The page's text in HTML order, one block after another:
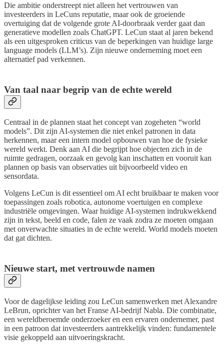
Die ambitie onderstreept niet alleen het vertrouwen van
investeerders in LeCuns reputatie, maar ook de groeiende
overtuiging dat de volgende grote AI-doorbraak verder gaat dan
generatieve modellen zoals ChatGPT. LeCun staat al jaren bekend
als een uitgesproken criticus van de beperkingen van huidige large
language models (LLM’s). Zijn nieuwe onderneming moet een
alternatief pad verkennen.
Van taal naar begrip van de echte wereld
Centraal in de plannen staat het concept van zogeheten “world
models”. Dit zijn AI-systemen die niet enkel patronen in data
herkennen, maar een intern model opbouwen van hoe de fysieke
wereld werkt. Denk aan AI die begrijpt hoe objecten zich in de
ruimte gedragen, oorzaak en gevolg kan inschatten en vooruit kan
plannen op basis van observaties uit bijvoorbeeld video en
sensordata.
Volgens LeCun is dit essentieel om AI echt bruikbaar te maken voor
toepassingen zoals robotica, autonome voertuigen en complexe
industriële omgevingen. Waar huidige AI-systemen indrukwekkend
zijn in tekst, beeld en code, falen ze vaak zodra ze moeten omgaan
met onverwachte situaties in de echte wereld. World models moeten
dat gat dichten.
Nieuwe start, met vertrouwde namen
Voor de dagelijkse leiding zou LeCun samenwerken met Alexandre
LeBrun, oprichter van het Franse AI-bedrijf Nabla. Die combinatie,
een wereldberoemde onderzoeker en een ervaren ondernemer, past
in een patroon dat investeerders aantrekkelijk vinden: fundamentele
visie gekoppeld aan uitvoeringskracht.